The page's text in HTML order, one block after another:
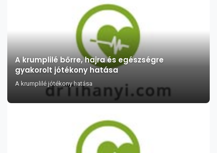
A krumplilé bőrre, hajra és egészségre
gyakorolt jótékony hatása
A krumplilé jótékony hatása